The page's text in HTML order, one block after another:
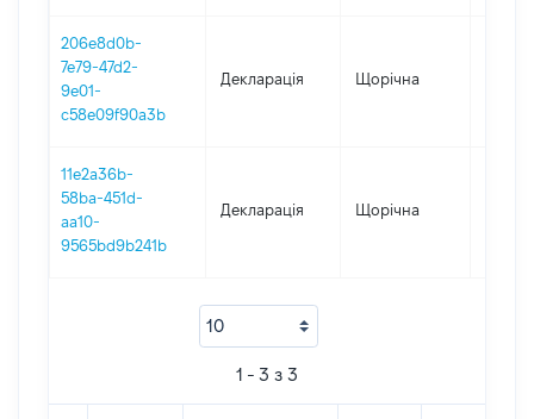
206e8d0b-
7e79-47d2-
9e01-
c58e09f90a3b
Декларація Щорічна
11e2a36b-
58ba-451d-
aa10-
9565bd9b241b
Декларація Щорічна
1 - 3 з 3